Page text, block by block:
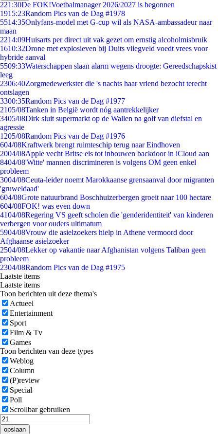
221:30De FOK!Voetbalmanager 2026/2027 is begonnen
1915:23Random Pics van de Dag #1978
5514:35Onlyfans-model met G-cup wil als NASA-ambassadeur naar
maan
2214:09Huisarts per direct uit vak gezet om ernstig alcoholmisbruik
1610:32Drone met explosieven bij Duits vliegveld voedt vrees voor
hybride aanval
5509:33Waterschappen slaan alarm wegens droogte: Gereedschapskist
leeg
2306:40Zorgmedewerkster die 's nachts haar vriend bezocht terecht
ontslagen
3300:35Random Pics van de Dag #1977
2105/08Tanken in België wordt nóg aantrekkelijker
3405/08Dirk sluit supermarkt op de Wallen na golf van diefstal en
agressie
1205/08Random Pics van de Dag #1976
604/08Kraftwerk brengt ruimteschip terug naar Eindhoven
2004/08Apple vecht Britse eis tot inbouwen backdoor in iCloud aan
8404/08'Witte' mannen discrimineren is volgens OM geen enkel
probleem
3004/08Ceuta-leider noemt Marokkaanse grensaanval door migranten
'gruweldaad'
604/08Grote natuurbrand Boschhuizerbergen groeit naar 100 hectare
604/08FOK! was even down
4104/08Regering VS geeft scholen die 'genderidentiteit' van kinderen
verbergen voor ouders ultimatum
5904/08Vrouw die asielzoekers hielp in Athene vermoord door
Afghaanse asielzoeker
2504/08Lekker op vakantie naar Afghanistan volgens Taliban geen
probleem
2304/08Random Pics van de Dag #1975
Laatste items
Laatste items
Toon berichten uit deze thema's
Actueel
Entertainment
Sport
Film & Tv
Games
Toon berichten van deze types
Weblog
Column
(P)review
Special
Poll
Scrollbar gebruiken
opslaan